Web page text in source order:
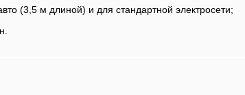
(3,5 м длиной) и для стандартной электросети;